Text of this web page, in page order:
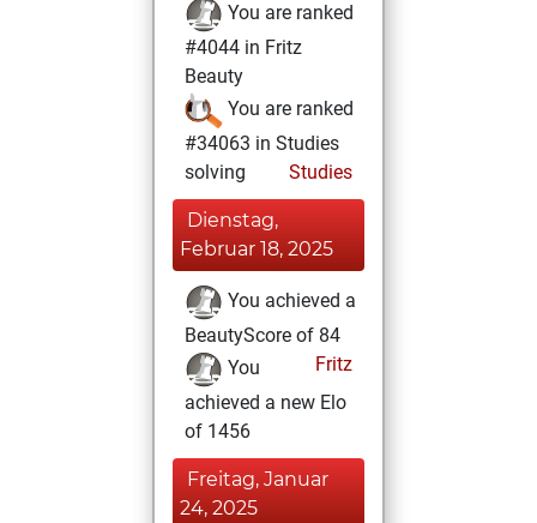
You are ranked
#4044 in Fritz
Beauty
You are ranked
#34063 in Studies
solving
Studies
Dienstag,
Februar 18, 2025
You achieved a
BeautyScore of 84
Fritz
You
achieved a new Elo
of 1456
Freitag, Januar
24, 2025